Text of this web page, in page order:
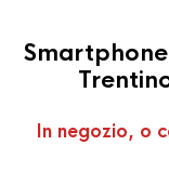
In negozio, o